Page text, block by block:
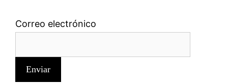
Correo electrónico